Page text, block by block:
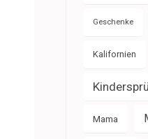
Geschenke
Kalifornien
Mama